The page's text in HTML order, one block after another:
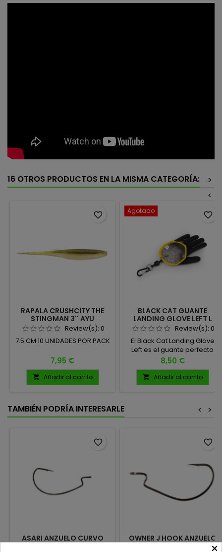
16 OTROS PRODUCTOS EN LA MISMA CATEGORÍA:
>
<
RAPALA CRUSHCITY THE
STINGMAN 3'' AYU
Review(s): 0
7.5 CM 10 UNIDADES POR PACK
Precio
7,95 €
 Añadir al carrito
favorite_border Agotado
BLACK CAT GUANTE
LANDING GLOVE LEFT L
Review(s): 0
El Black Cat Landing Glove
Left es el guante perfecto
para asegurar una
manipulación segura del pez
durante el clavado y el
desanzuelado. Su diseño
cómodo y rápido,
momentos clave de la
Precio
8,50 €
 Añadir al carrito
favorite_border
TAMBIÉN PODRÍA INTERESARLE >
<
ASARI ANZUELO CURVO
CAROLINA WORM
favorite_border
OWNER J HOOK ANZUELO
CURVO
favorite_border